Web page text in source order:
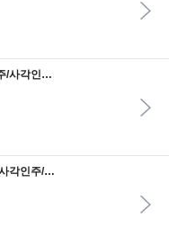
매표 스탬프패드/인주/매표인주/사각인주/도장/고무인/스탬프/인장함/휴대용인주/매표화학
매표 반관인주/인주/매표인주/사각인주/도장/고무인/스탬프/인장함/휴대용인주/매표화학